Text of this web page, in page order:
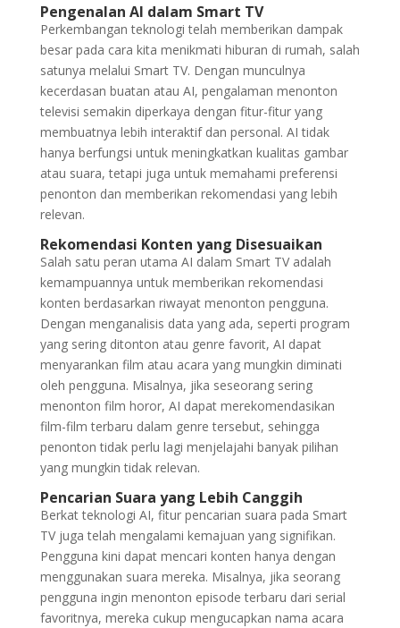
Pengenalan AI dalam Smart TV
Perkembangan teknologi telah memberikan dampak
besar pada cara kita menikmati hiburan di rumah, salah
satunya melalui Smart TV. Dengan munculnya
kecerdasan buatan atau AI, pengalaman menonton
televisi semakin diperkaya dengan fitur-fitur yang
membuatnya lebih interaktif dan personal. AI tidak
hanya berfungsi untuk meningkatkan kualitas gambar
atau suara, tetapi juga untuk memahami preferensi
penonton dan memberikan rekomendasi yang lebih
relevan.
Rekomendasi Konten yang Disesuaikan
Salah satu peran utama AI dalam Smart TV adalah
kemampuannya untuk memberikan rekomendasi
konten berdasarkan riwayat menonton pengguna.
Dengan menganalisis data yang ada, seperti program
yang sering ditonton atau genre favorit, AI dapat
menyarankan film atau acara yang mungkin diminati
oleh pengguna. Misalnya, jika seseorang sering
menonton film horor, AI dapat merekomendasikan
film-film terbaru dalam genre tersebut, sehingga
penonton tidak perlu lagi menjelajahi banyak pilihan
yang mungkin tidak relevan.
Pencarian Suara yang Lebih Canggih
Berkat teknologi AI, fitur pencarian suara pada Smart
TV juga telah mengalami kemajuan yang signifikan.
Pengguna kini dapat mencari konten hanya dengan
menggunakan suara mereka. Misalnya, jika seorang
pengguna ingin menonton episode terbaru dari serial
favoritnya, mereka cukup mengucapkan nama acara